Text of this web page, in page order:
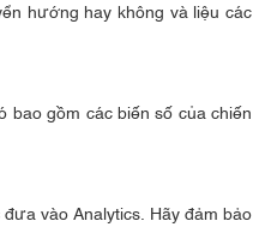
hướng hay không và liệu các
gồm các biến số của chiến
vào Analytics. Hãy đảm bảo